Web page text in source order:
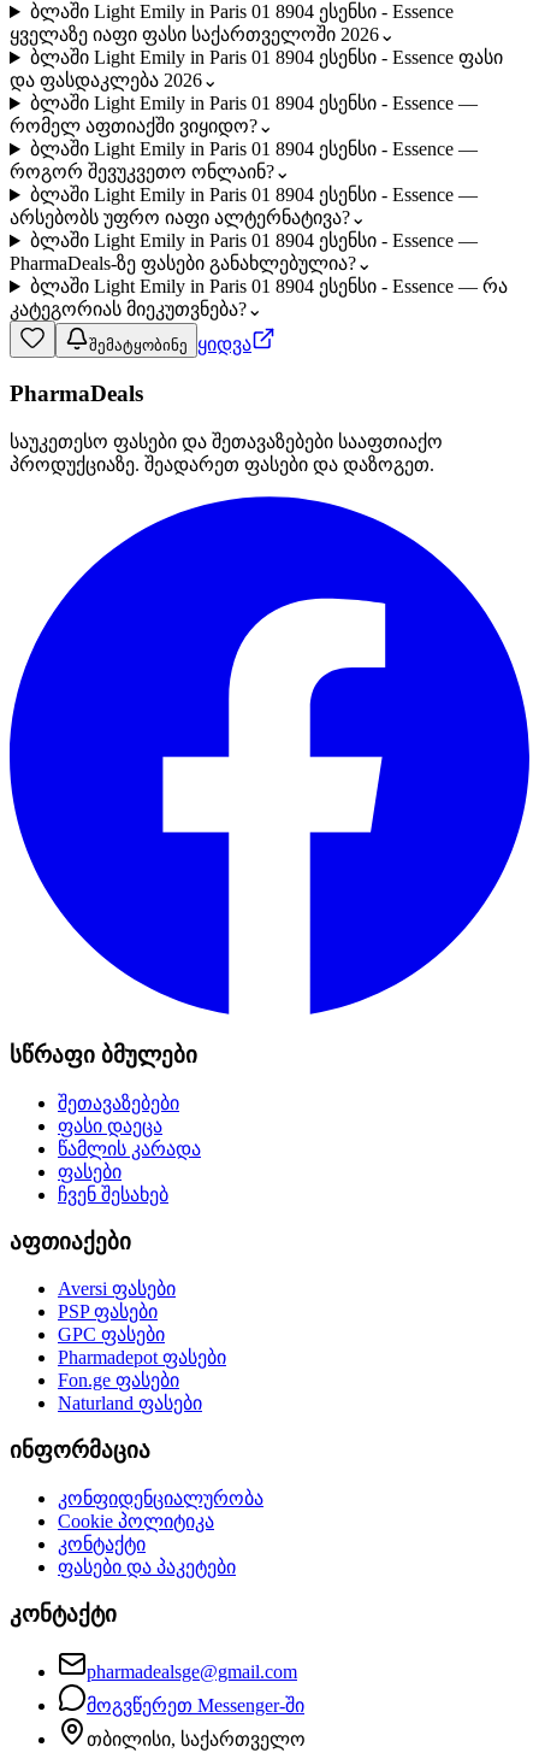
ბლაში Light Emily in Paris 01 8904 ესენსი - Essence
ყველაზე იაფი ფასი საქართველოში 2026⌄
ბლაში Light Emily in Paris 01 8904 ესენსი - Essence ფასი
და ფასდაკლება 2026⌄
ბლაში Light Emily in Paris 01 8904 ესენსი - Essence —
რომელ აფთიაქში ვიყიდო?⌄
ბლაში Light Emily in Paris 01 8904 ესენსი - Essence —
როგორ შევუკვეთო ონლაინ?⌄
ბლაში Light Emily in Paris 01 8904 ესენსი - Essence —
არსებობს უფრო იაფი ალტერნატივა?⌄
ბლაში Light Emily in Paris 01 8904 ესენსი - Essence —
PharmaDeals-ზე ფასები განახლებულია?⌄
ბლაში Light Emily in Paris 01 8904 ესენსი - Essence — რა
კატეგორიას მიეკუთვნება?⌄
შემატყობინე ყიდვა
PharmaDeals
საუკეთესო ფასები და შეთავაზებები სააფთიაქო
პროდუქციაზე. შეადარეთ ფასები და დაზოგეთ.
სწრაფი ბმულები
შეთავაზებები
ფასი დაეცა
წამლის კარადა
ფასები
ჩვენ შესახებ
აფთიაქები
Aversi ფასები
PSPფასები
GPC ფასები
Pharmadepotფასები
Fon.ge ფასები
Naturland ფასები
ინფორმაცია
კონფიდენციალურობა
Cookie პოლიტიკა
კონტაქტი
ფასები და პაკეტები
კონტაქტი
pharmadealsge@gmail.com
მოგვწერეთ Messenger-ში
თბილისი, საქართველო